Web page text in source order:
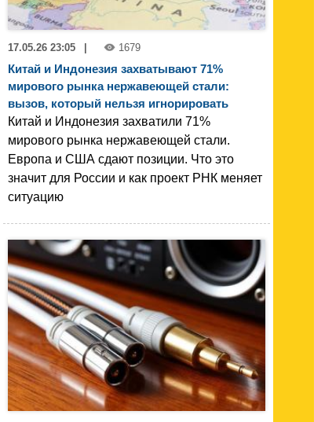
17.05.26 23:05 1679
Китай и Индонезия захватывают 71%
мирового рынка нержавеющей стали:
вызов, который нельзя игнорировать
Китай и Индонезия захватили 71%
мирового рынка нержавеющей стали.
Европа и США сдают позиции. Что это
значит для России и как проект РНК меняет
ситуацию